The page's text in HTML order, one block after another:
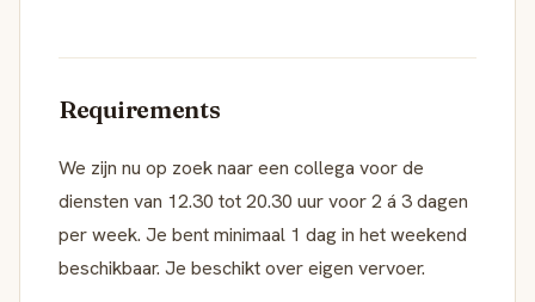
Requirements
We zijn nu op zoek naar een collega voor de
diensten van 12.30 tot 20.30 uur voor 2 á 3 dagen
per week. Je bent minimaal 1 dag in het weekend
beschikbaar. Je beschikt over eigen vervoer.